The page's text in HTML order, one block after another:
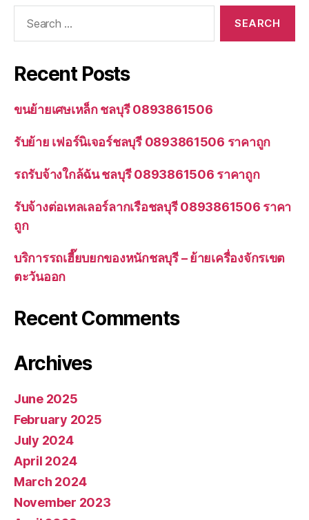
Recent Posts
ขนย้ายเศษเหล็ก ชลบุรี 0893861506
รับย้าย เฟอร์นิเจอร์ชลบุรี 0893861506 ราคาถูก
รถรับจ้างใกล้ฉัน ชลบุรี 0893861506 ราคาถูก
รับจ้างต่อเทลเลอร์ลากเรือชลบุรี 0893861506 ราคา
ถูก
บริการรถเฮี๊ยบยกของหนักชลบุรี – ย้ายเครื่องจักรเขต
ตะวันออก
Recent Comments
Archives
June 2025
February 2025
July 2024
April 2024
March 2024
November 2023